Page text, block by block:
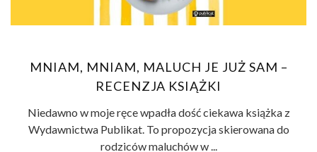
MNIAM, MNIAM, MALUCH JE JUŻ SAM –
RECENZJA KSIĄŻKI
Niedawno w moje ręce wpadła dość ciekawa książka z
Wydawnictwa Publikat. To propozycja skierowana do
rodziców maluchów w ...